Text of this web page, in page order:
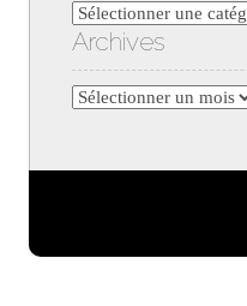
Catégories
Archives
Archives